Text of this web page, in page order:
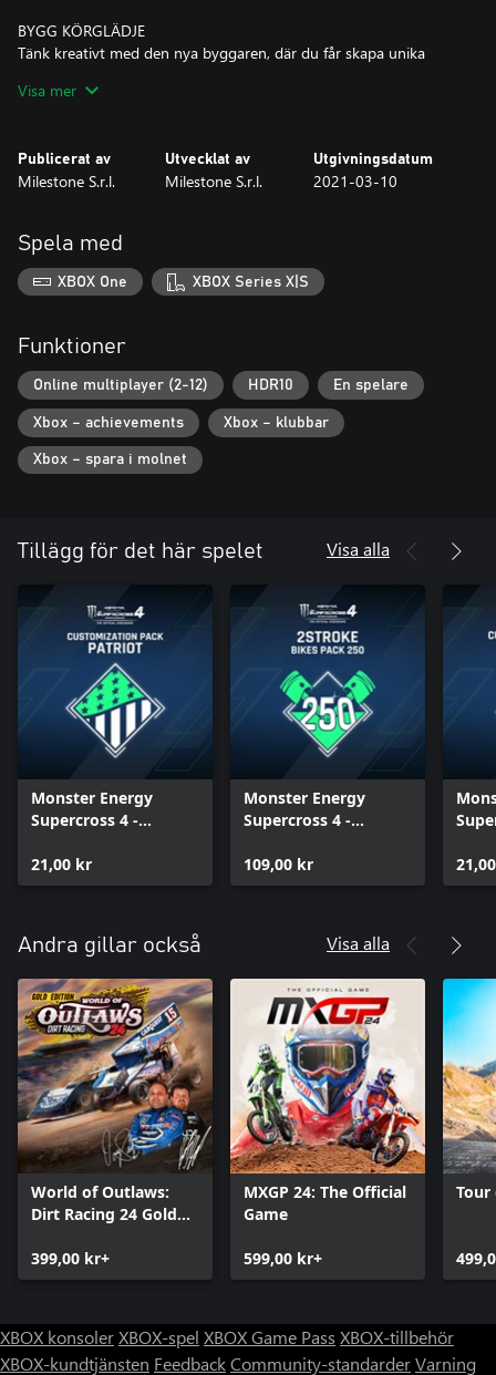
BYGG KÖRGLÄDJE
Tänk kreativt med den nya byggaren, där du får skapa unika
dem med communityn.
Utforska, ge dig ut på nya äventyr, träna och utmana dina
vänner i ett nytt område med vackra ölandskap. Känn den där
SUPERFÖRARE OCH SUPERBANOR
Välj din favoritförare bland över 100 stycken i 450SX- och
250SX-kategorierna, och tävla i 11 arenor och på säsongens 17
Över 100 officiella märken att anpassa crossar och förare med.
Visa mer
Publicerat av
Milestone S.r.l.
Utvecklat av
Milestone S.r.l.
Utgivningsdatum
2021-03-10
Spela med
XBOX One XBOX Series X|S
Funktioner
Online multiplayer (2-12) HDR10 En spelare
Xbox – achievements Xbox – klubbar
Xbox – spara i molnet
Tillägg för det här spelet Visa alla
Monster Energy
Supercross 4 -
Patriot
21,00 kr
Monster Energy
Supercross 4 -
(250)
109,00 kr
Neon
Andra gillar också Visa alla
World of Outlaws:
Dirt Racing 24 Gold
399,00 kr+
MXGP 24: The Official
Game
599,00 kr+
Tour
XBOX konsolerXBOX-spel XBOX Game Pass XBOX-tillbehör
XBOX-kundtjänsten FeedbackCommunity-standarderVarning